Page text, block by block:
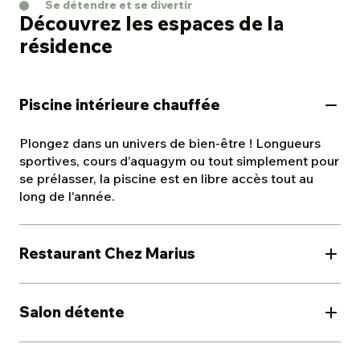
portée de main ! Il n’y a plus qu’à poser vos valises !
Se détendre et se divertir
Découvrez les espaces de la
résidence
Piscine intérieure chauffée
Plongez dans un univers de bien-être ! Longueurs
sportives, cours d’aquagym ou tout simplement pour
se prélasser, la piscine est en libre accès tout au
long de l'année.
Restaurant Chez Marius
ou à la carte, découvrez une sélection de plats
palais dans une ambiance conviviale.
Salon détente